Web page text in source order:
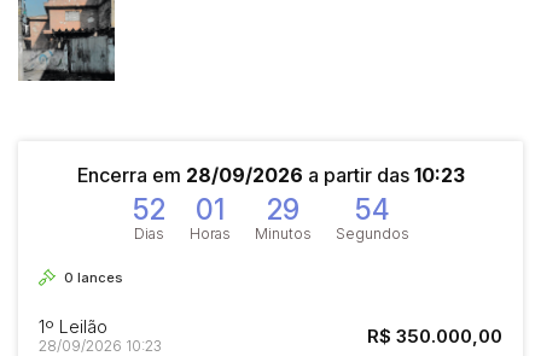
Encerra em 28/09/2026 a partir das 10:23
52
Dias
01
Horas
29
Minutos
53
Segundos
0 lances
1º Leilão
28/09/2026 10:23 R$ 350.000,00